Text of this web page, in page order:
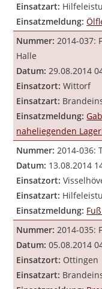
Einsatzart:
Einsatzmeldung:
Nummer: 2014-037:
Halle
Datum: 29.08.2014
Einsatzort: Wittorf
Einsatzart:
Einsatzmeldung:
naheliegenden
Nummer: 2014-036:
Datum: 13.08.2014
Einsatzort:
Einsatzart:
Einsatzmeldung:
Nummer: 2014-035:
Datum: 05.08.2014
Einsatzort: Ottingen
Einsatzart: